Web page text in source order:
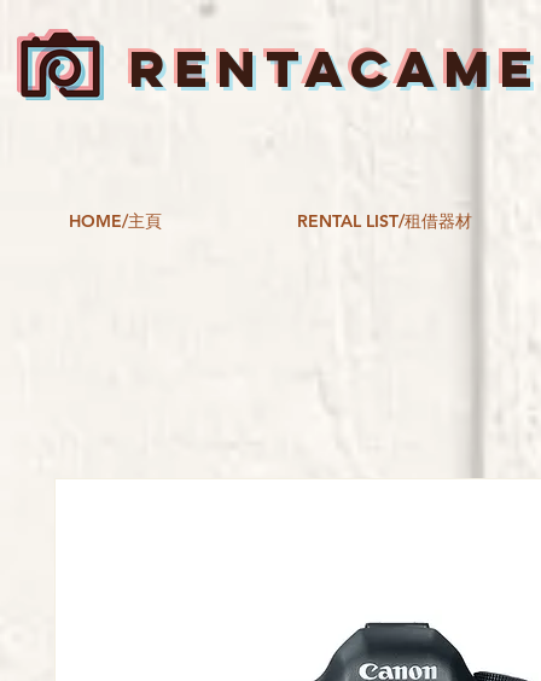
HOME/主頁 RENTAL LIST/租借器材